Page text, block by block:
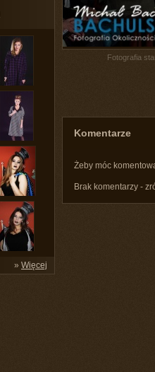
» Więcej
Fotografia
Komentarze
Żeby móc
Brak komentarzy -